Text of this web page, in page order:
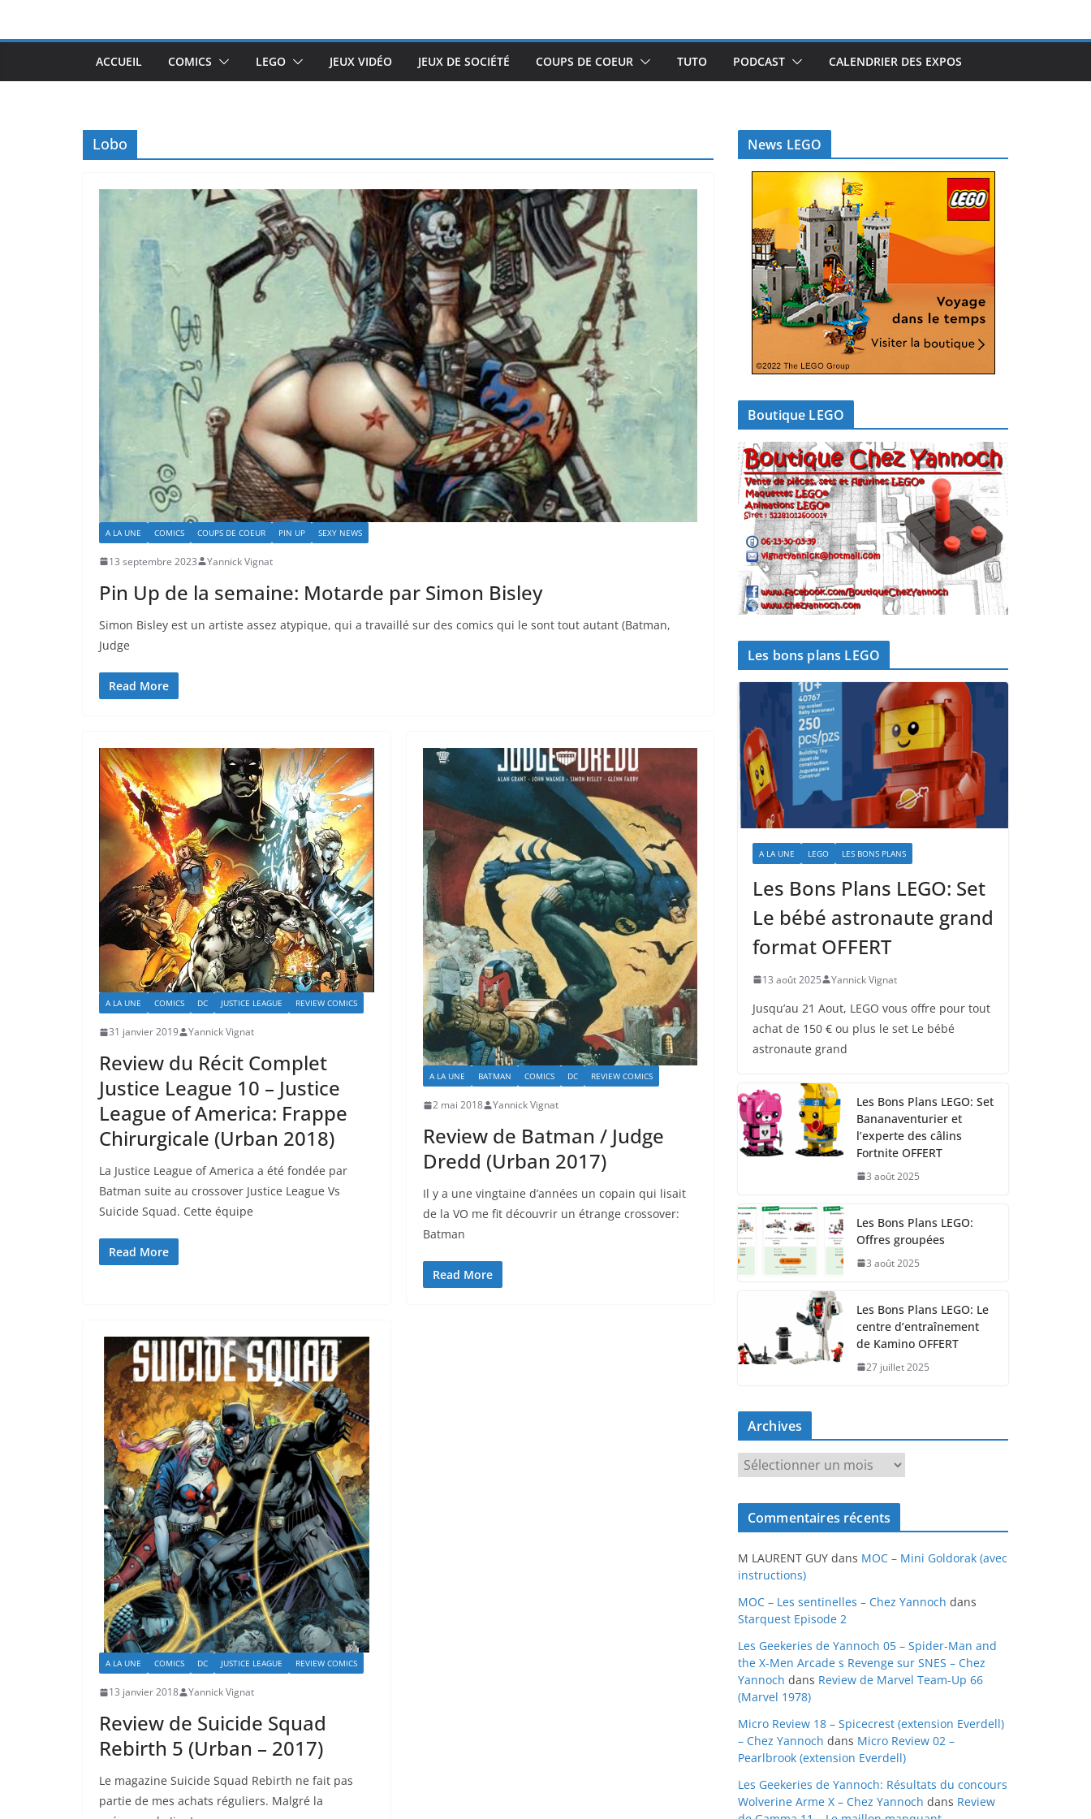
ACCUEIL COMICS LEGO JEUX VIDÉO JEUX DE SOCIÉTÉ COUPS DE COEUR TUTO PODCAST CALENDRIER DES EXPOS
Lobo
A LA UNE COMICS COUPS DE COEUR PIN UP SEXY NEWS
13 septembre 2023 Yannick Vignat
Pin Up de la semaine: Motarde par Simon Bisley
Simon Bisley est un artiste assez atypique, qui a travaillé sur des comics qui le sont tout autant (Batman,
Judge
Read More
A LA UNE COMICS DC JUSTICE LEAGUE REVIEW COMICS
31 janvier 2019 Yannick Vignat
Review du Récit Complet
Justice League 10 – Justice
League of America: Frappe
Chirurgicale (Urban 2018)
La Justice League of America a été fondée par
Batman suite au crossover Justice League Vs
Suicide Squad. Cette équipe
Read More
A LA UNE BATMAN COMICS DC REVIEW COMICS
2 mai 2018 Yannick Vignat
Review de Batman / Judge
Dredd (Urban 2017)
Il y a une vingtaine d’années un copain qui lisait
de la VO me fit découvrir un étrange crossover:
Batman
Read More
A LA UNE COMICS DC JUSTICE LEAGUE REVIEW COMICS
13 janvier 2018 Yannick Vignat
Review de Suicide Squad
Rebirth 5 (Urban – 2017)
Le magazine Suicide Squad Rebirth ne fait pas
partie de mes achats réguliers. Malgré la
News LEGO
Boutique LEGO
Les bons plans LEGO
A LA UNE LEGO LES BONS PLANS
Les Bons Plans LEGO: Set
Le bébé astronaute grand
format OFFERT
13 août 2025 Yannick Vignat
Jusqu’au 21 Aout, LEGO vous offre pour tout
achat de 150 € ou plus le set Le bébé
astronaute grand
Les Bons Plans LEGO: Set
Bananaventurier et
l’experte des câlins
Fortnite OFFERT
3 août 2025
Les Bons Plans LEGO:
Offres groupées
3 août 2025
Les Bons Plans LEGO: Le
centre d’entraînement
de Kamino OFFERT
27 juillet 2025
Archives
r
c
v
e
s
Commentaires récents
M LAURENT GUY dans MOC – Mini Goldorak (avec
instructions)
MOC – Les sentinelles – Chez Yannoch dans
Starquest Episode 2
Les Geekeries de Yannoch 05 – Spider-Man and
the X-Men Arcade s Revenge sur SNES – Chez
Yannoch dans Review de Marvel Team-Up 66
(Marvel 1978)
Micro Review 18 – Spicecrest (extension Everdell)
– Chez Yannoch dans Micro Review 02 –
Pearlbrook (extension Everdell)
Les Geekeries de Yannoch: Résultats du concours
Wolverine Arme X – Chez Yannoch dans Review